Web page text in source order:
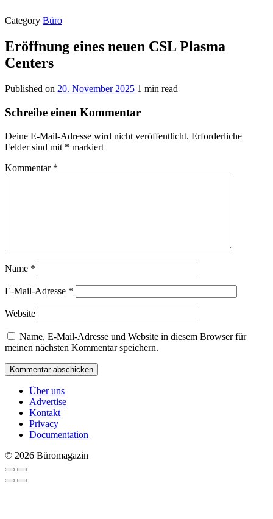
Category Büro
Eröffnung eines neuen CSL Plasma
Centers
Published on 20. November 2025 1 min read
Schreibe einen Kommentar
Deine E-Mail-Adresse wird nicht veröffentlicht. Erforderliche
Felder sind mit * markiert
Kommentar *
Name *
E-Mail-Adresse *
Website
Name, E-Mail-Adresse und Website in diesem Browser für
meinen nächsten Kommentar speichern.
Über uns
Advertise
Kontakt
Privacy
Documentation
© 2026 Büromagazin